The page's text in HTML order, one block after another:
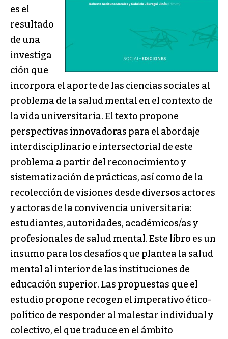
es el
resultado
de una
investiga
ción que
incorpora el aporte de las ciencias sociales al
problema de la salud mental en el contexto de
la vida universitaria. El texto propone
perspectivas innovadoras para el abordaje
interdisciplinario e intersectorial de este
problema a partir del reconocimiento y
sistematización de prácticas, así como de la
recolección de visiones desde diversos actores
y actoras de la convivencia universitaria:
estudiantes, autoridades, académicos/as y
profesionales de salud mental. Este libro es un
insumo para los desafíos que plantea la salud
mental al interior de las instituciones de
educación superior. Las propuestas que el
estudio propone recogen el imperativo ético-
político de responder al malestar individual y
colectivo, el que traduce en el ámbito